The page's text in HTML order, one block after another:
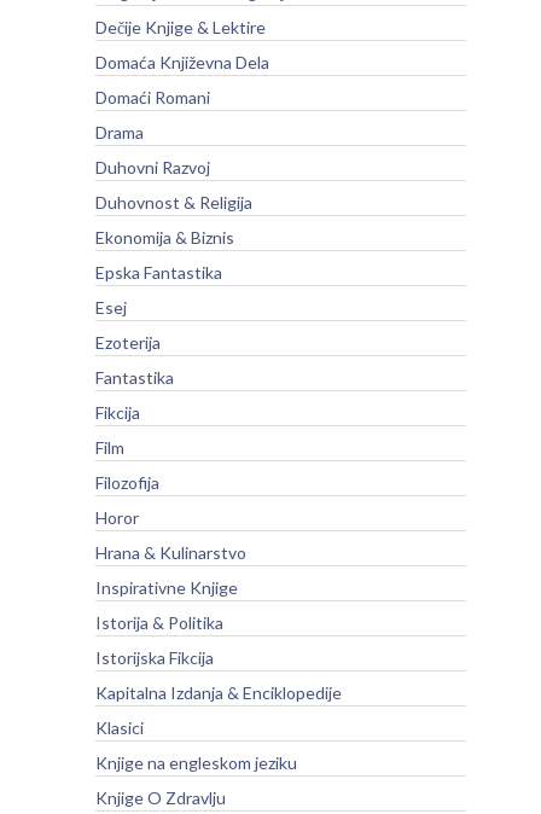
Dečije Knjige & Lektire
Domaća Književna Dela
Domaći Romani
Drama
Duhovni Razvoj
Duhovnost & Religija
Ekonomija & Biznis
Epska Fantastika
Esej
Ezoterija
Fantastika
Fikcija
Film
Filozofija
Horor
Hrana & Kulinarstvo
Inspirativne Knjige
Istorija & Politika
Istorijska Fikcija
Kapitalna Izdanja & Enciklopedije
Klasici
Knjige na engleskom jeziku
Knjige O Zdravlju